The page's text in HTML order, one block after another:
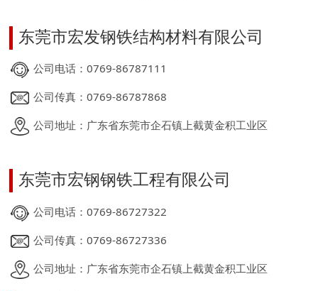
东莞市宏发钢铁结构材料有限公司
公司电话：0769-86787111
公司传真：0769-86787868
公司地址：广东省东莞市企石镇上截黄金积工业区
东莞市宏钢钢铁工程有限公司
公司电话：0769-86727322
公司传真：0769-86727336
公司地址：广东省东莞市企石镇上截黄金积工业区